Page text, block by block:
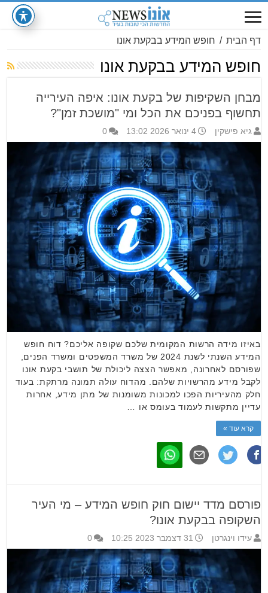
דף הבית / חופש המידע בבקעת אונו
חופש המידע בבקעת אונו
מבחן השקיפות של בקעת אונו: איפה העירייה
תחשוף בפניכם את הכל ומי "מושכת זמן"?
גיא פישקין 4 ינואר 2026 13:02 0
באיזו מידה הרשות המקומית שלכם שקופה אליכם? דוח חופש
המידע השנתי לשנת 2024 של משרד המשפטים ומשרד הפנים,
שפורסם לאחרונה, מאפשר הצצה ליכולת של תושבי בקעת אונו
לקבל מידע מהרשויות שלהם. מהדוח עולה תמונה מרתקת: בעוד
חלק מהעיריות הפכו למכונות משומנות של מתן מידע, אחרות
עדיין מתקשות לעמוד בעומס או …
קרא עוד »
פורסם מדד יישום חוק חופש המידע – מי העיר
השקופה בבקעת אונו?
עידו וינגרטן 31 דצמבר 2023 10:25 0